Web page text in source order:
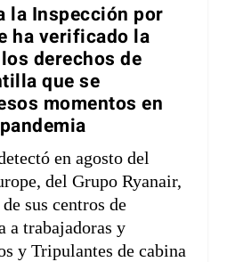
la Inspección por
ha verificado la
derechos de
que se
momentos en
en agosto del
del Grupo Ryanair,
sus centros de
a trabajadoras y
y Tripulantes de cabina